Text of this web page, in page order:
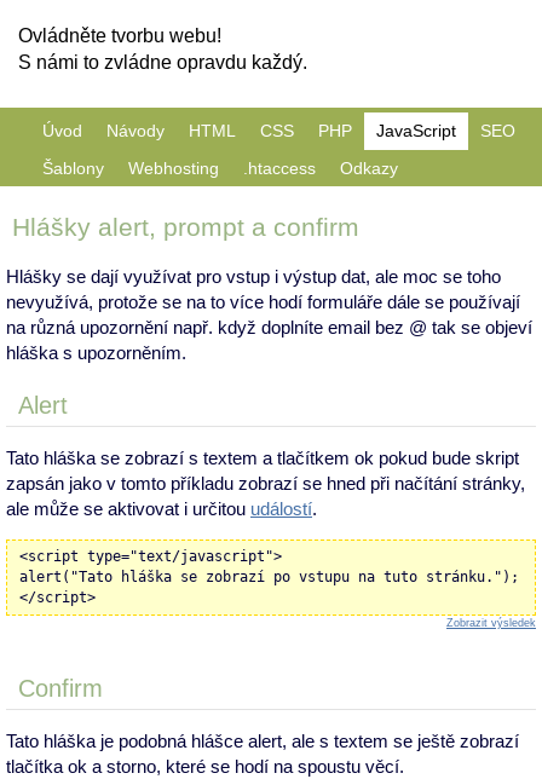
Ovládněte tvorbu webu!
S námi to zvládne opravdu každý.
Úvod Návody HTML CSS PHP JavaScript
SEO
Šablony
Webhosting .htaccess Odkazy
Hlášky alert, prompt a confirm
Hlášky se dají využívat pro vstup i výstup dat, ale moc se toho
nevyužívá, protože se na to více hodí formuláře dále se používají
na různá upozornění např. když doplníte email bez @ tak se objeví
hláška s upozorněním.
Alert
Tato hláška se zobrazí s textem a tlačítkem ok pokud bude skript
zapsán jako v tomto příkladu zobrazí se hned při načítání stránky,
ale může se aktivovat i určitou událostí.
<script type="text/javascript">
alert("Tato hláška se zobrazí po vstupu na tuto stránku.");
</script>
Zobrazit výsledek
Confirm
Tato hláška je podobná hlášce alert, ale s textem se ještě zobrazí
tlačítka ok a storno, které se hodí na spoustu věcí.